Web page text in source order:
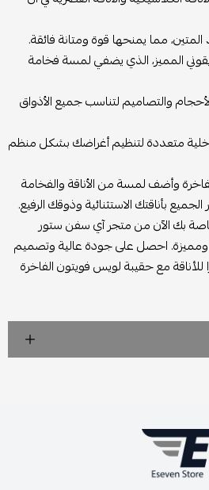
مما يمنحها قوة ومتانة فائقة.
المميز، الذي يضفي لمسة فخامة
والتصاميم لتناسب جميع الأذواق
متعددة لتنظيم أغراضك بشكل منظم
وأضف لمسة من الأناقة والفخامة
بأناقتك الاستثنائية وذوقك الرفيع.
بك الآن من متجر آي سفن ستور
ومميزة. احصل على جودة عالية وتصميم
للأناقة مع حقيبة لويس فويتون الفاخرة